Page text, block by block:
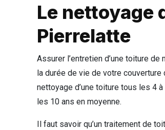
Le nettoyage
Pierrelatte
Assurer l’entretien d’une toiture
la durée de vie de votre
nettoyage d’une toiture tous les 4
les 10 ans en moyenne.
Il faut savoir qu’un traitement de